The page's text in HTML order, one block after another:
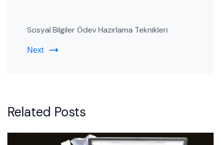
Sosyal Bilgiler Ödev Hazırlama Teknikleri
Next
Related Posts